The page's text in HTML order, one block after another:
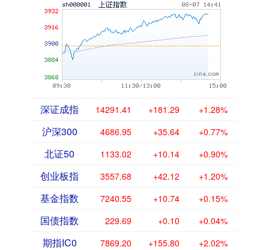
深证成指 14291.41 +181.29 +1.28%
沪深300 4686.95 +35.64 +0.77%
北证50 1133.02 +10.14 +0.90%
创业板指 3557.68 +42.12 +1.20%
基金指数 7240.55 +10.74 +0.15%
国债指数 229.69 +0.10 +0.04%
期指IC0 7869.20 +155.80 +2.02%